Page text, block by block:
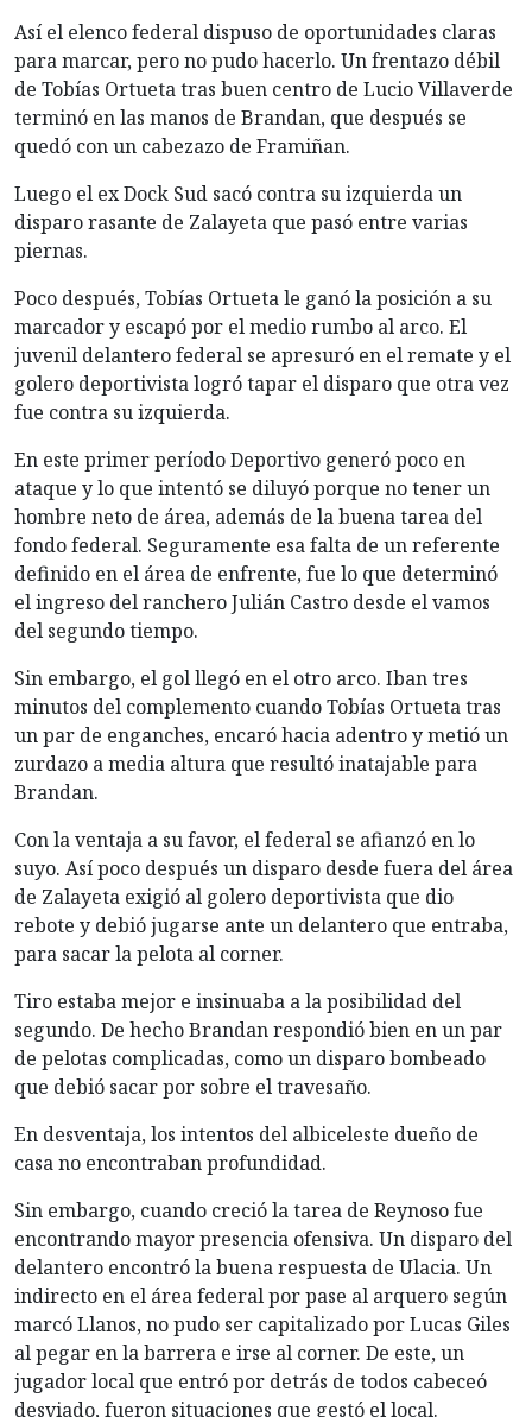
Así el elenco federal dispuso de oportunidades claras
para marcar, pero no pudo hacerlo. Un frentazo débil
de Tobías Ortueta tras buen centro de Lucio Villaverde
terminó en las manos de Brandan, que después se
quedó con un cabezazo de Framiñan.
Luego el ex Dock Sud sacó contra su izquierda un
disparo rasante de Zalayeta que pasó entre varias
piernas.
Poco después, Tobías Ortueta le ganó la posición a su
marcador y escapó por el medio rumbo al arco. El
juvenil delantero federal se apresuró en el remate y el
golero deportivista logró tapar el disparo que otra vez
fue contra su izquierda.
En este primer período Deportivo generó poco en
ataque y lo que intentó se diluyó porque no tener un
hombre neto de área, además de la buena tarea del
fondo federal. Seguramente esa falta de un referente
definido en el área de enfrente, fue lo que determinó
el ingreso del ranchero Julián Castro desde el vamos
del segundo tiempo.
Sin embargo, el gol llegó en el otro arco. Iban tres
minutos del complemento cuando Tobías Ortueta tras
un par de enganches, encaró hacia adentro y metió un
zurdazo a media altura que resultó inatajable para
Brandan.
Con la ventaja a su favor, el federal se afianzó en lo
suyo. Así poco después un disparo desde fuera del área
de Zalayeta exigió al golero deportivista que dio
rebote y debió jugarse ante un delantero que entraba,
para sacar la pelota al corner.
Tiro estaba mejor e insinuaba a la posibilidad del
segundo. De hecho Brandan respondió bien en un par
de pelotas complicadas, como un disparo bombeado
que debió sacar por sobre el travesaño.
En desventaja, los intentos del albiceleste dueño de
casa no encontraban profundidad.
Sin embargo, cuando creció la tarea de Reynoso fue
encontrando mayor presencia ofensiva. Un disparo del
delantero encontró la buena respuesta de Ulacia. Un
indirecto en el área federal por pase al arquero según
marcó Llanos, no pudo ser capitalizado por Lucas Giles
al pegar en la barrera e irse al corner. De este, un
jugador local que entró por detrás de todos cabeceó
desviado, fueron situaciones que gestó el local.